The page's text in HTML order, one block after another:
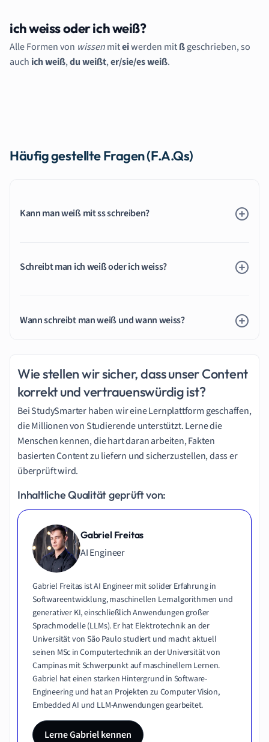
ich weiss oder ich weiß?
Alle Formen von wissenmiteiwerden mitßgeschrieben, so
auch ich weiß,du weißt,er/sie/es weiß.
Häufig gestellte Fragen (F.A.Qs)
Kann man weiß mit ss schreiben?
Schreibt man ich weiß oder ich weiss?
Wann schreibt man weiß und wann weiss?
Wie stellen wir sicher, dass unser Content
korrekt und vertrauenswürdig ist?
Bei StudySmarter haben wir eine Lernplattform geschaffen,
die Millionen von Studierende unterstützt. Lerne die
Menschen kennen, die hart daran arbeiten, Fakten
basierten Content zu liefern und sicherzustellen, dass er
überprüft wird.
Inhaltliche Qualität geprüft von:
Gabriel Freitas
AI Engineer
Gabriel Freitas ist AI Engineer mit solider Erfahrung in
Softwareentwicklung, maschinellen Lernalgorithmen und
generativer KI, einschließlich Anwendungen großer
Sprachmodelle (LLMs). Er hat Elektrotechnik an der
Universität von São Paulo studiert und macht aktuell
seinen MSc in Computertechnik an der Universität von
Campinas mit Schwerpunkt auf maschinellem Lernen.
Gabriel hat einen starken Hintergrund in Software-
Engineering und hat an Projekten zu Computer Vision,
Embedded AI und LLM-Anwendungen gearbeitet.
Lerne Gabriel kennen